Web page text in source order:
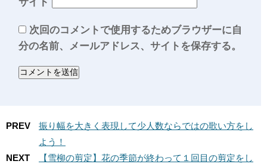
次回のコメントで使用するためブラウザーに自
分の名前、メールアドレス、サイトを保存する。
PREV
振り幅を大きく表現して少人数ならではの歌い方をし
よう！
NEXT
【雪柳の剪定】花の季節が終わって１回目の剪定をし